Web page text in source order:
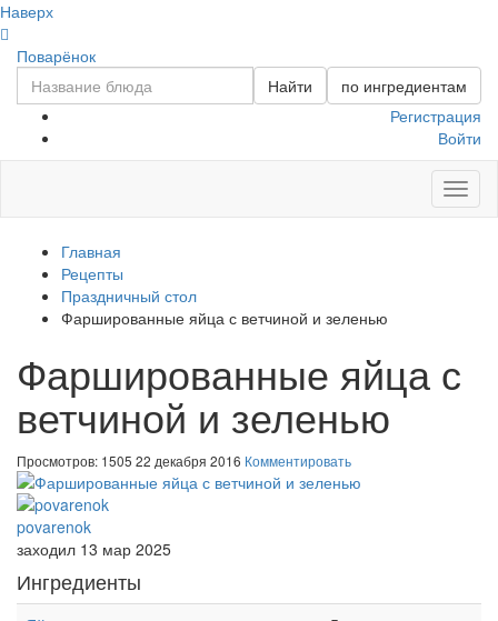
Наверх
Поварёнок
Найти
по ингредиентам
Регистрация
Войти
Главная
Рецепты
Праздничный стол
Фаршированные яйца с ветчиной и зеленью
Фаршированные яйца с
ветчиной и зеленью
Просмотров: 1505 22 декабря 2016 Комментировать
povarenok
заходил 13 мар 2025
Ингредиенты